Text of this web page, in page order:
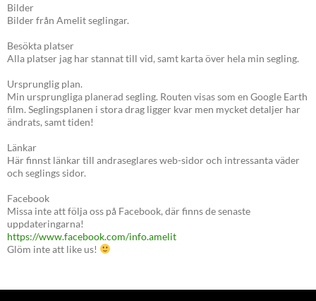
Bilder
Bilder från Amelit seglingar.
Besökta platser
Alla platser jag har stannat till vid, samt karta över hela min segling.
Ursprunglig plan.
Min ursprungliga planerad segling. Routen visas som en Google Earth
film. Seglingsplanen i stora drag ligger kvar men mycket detaljer har
ändrats, samt tiden!
Länkar
Här finnst länkar till andraseglares web-sidor och intressanta väder
och seglings sidor.
Facebook
Missa inte att följa oss på Facebook, där finns de senaste
uppdateringarna!
https://www.facebook.com/info.amelit
Glöm inte att like us!